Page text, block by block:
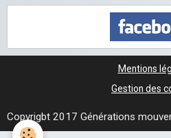
Mentions
Gestion des
Copyrigbt 2017 Générations